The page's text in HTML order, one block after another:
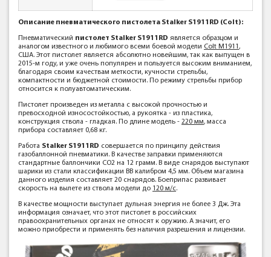
Описание пневматического пистолета Stalker S1911RD (Colt):
Пневматический пистолет Stalker S1911RD является образцом и
аналогом известного и любимого всеми боевой модели Colt M1911 ,
США. Этот пистолет является абсолютно новейшим, так как выпущен в
2015-м году, и уже очень популярен и пользуется высоким вниманием,
благодаря своим качествам меткости, кучности стрельбы,
компактности и бюджетной стоимости. По режиму стрельбы прибор
относится к полуавтоматическим.
Пистолет произведен из металла с высокой прочностью и
превосходной износостойкостью, а рукоятка - из пластика,
конструкция ствола - гладкая. По длине модель - 220 мм, масса
прибора составляет 0,68 кг.
Работа Stalker S1911RD совершается по принципу действия
газобаллонной пневматики. В качестве заправки применяются
стандартные баллончики CO2 на 12 грамм. В виде снарядов выступают
шарики из стали классификации ВВ калибром 4,5 мм. Объем магазина
данного изделия составляет 20 снарядов. Боеприпас развивает
скорость на вылете из ствола модели до 120 м/с.
В качестве мощности выступает дульная энергия не более 3 Дж. Эта
информация означает, что этот пистолет в российских
правоохранительных органах не относят к оружию. А значит, его
можно приобрести и применять без наличия разрешения и лицензии.